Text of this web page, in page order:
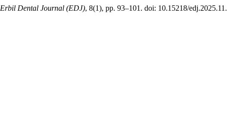
Erbil Dental Journal (EDJ), 8(1), pp. 93–101. doi: 10.15218/edj.2025.11.